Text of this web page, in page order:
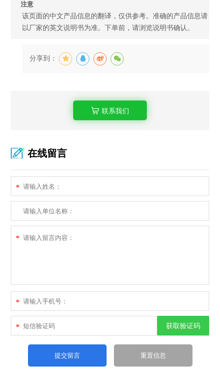
注意
该页面的中文产品信息的翻译，仅供参考。准确的产品信息请
以厂家的英文说明书为准。下单前，请浏览说明书确认。
分享到：
联系我们
在线留言
*
*
*
* 获取验证码